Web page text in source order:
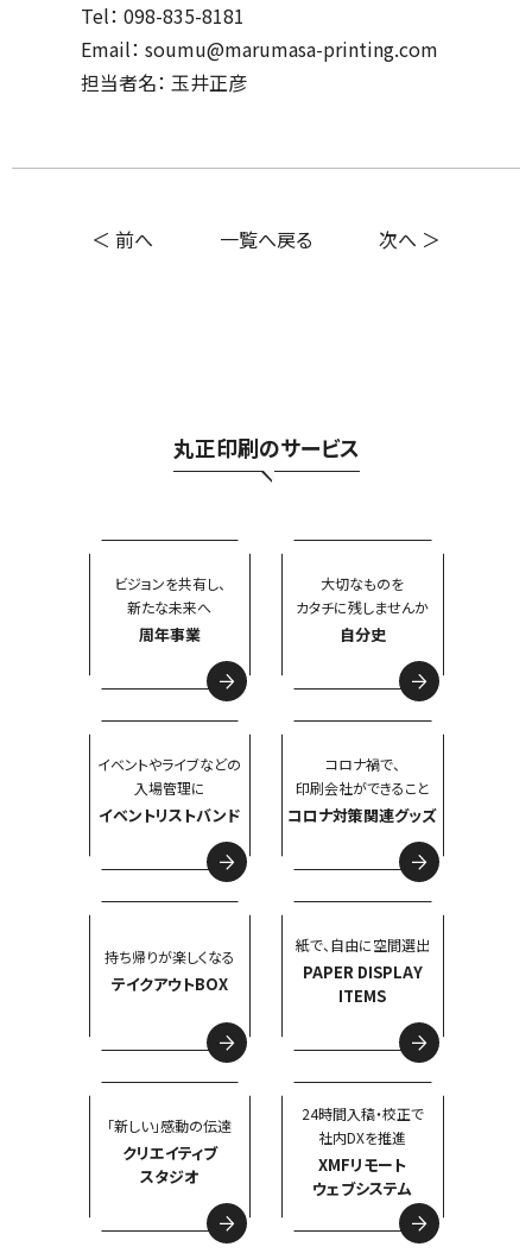
Tel： 098-835-8181
Email： soumu@marumasa-printing.com
担当者名： 玉井正彦
＜ 前へ 一覧へ戻る 次へ ＞
丸正印刷のサービス
ビジョンを共有し、
新たな未来へ
周年事業
大切なものを
カタチに残しませんか
自分史
イベントやライブなどの
入場管理に
イベントリストバンド
コロナ禍で、
印刷会社ができること
コロナ対策関連グッズ
持ち帰りが楽しくなる
テイクアウトBOX
紙で、自由に空間選出
PAPER DISPLAY
ITEMS
「新しい」感動の伝達
クリエイティブ
スタジオ
24時間入稿・校正で
社内DXを推進
XMFリモート
ウェブシステム